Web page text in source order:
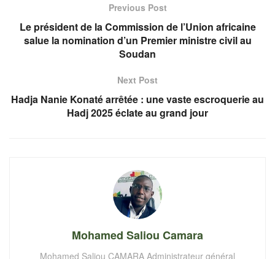
Previous Post
Le président de la Commission de l’Union africaine
salue la nomination d’un Premier ministre civil au
Soudan
Next Post
Hadja Nanie Konaté arrêtée : une vaste escroquerie au
Hadj 2025 éclate au grand jour
Mohamed Saliou Camara
Mohamed Saliou CAMARA Administrateur général